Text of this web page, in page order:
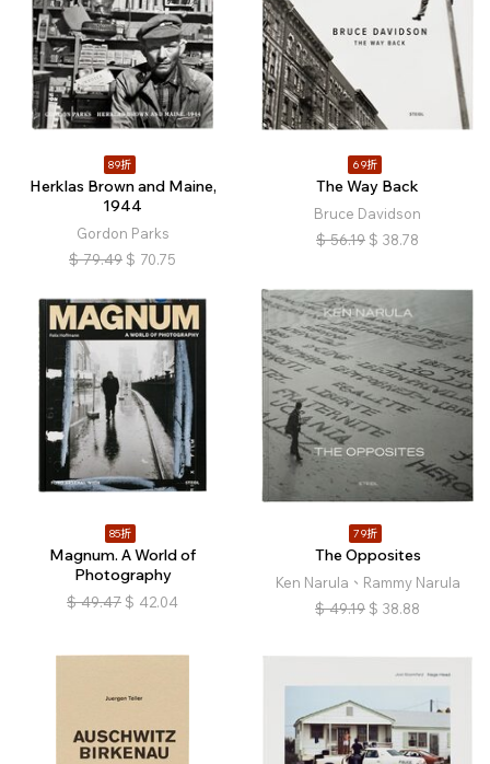
89折
Herklas Brown and Maine,
1944
Gordon Parks
$ 79.49 $ 70.75
69折
The Way Back
Bruce Davidson
$ 56.19 $ 38.78
85折
Magnum. A World of
Photography
$ 49.47 $ 42.04
79折
The Opposites
Ken Narula、Rammy Narula
$ 49.19 $ 38.88